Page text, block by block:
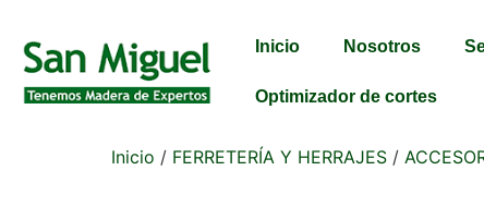
Inicio Nosotros
Optimizador de cortes
Inicio / FERRETERÍA Y HERRAJES /